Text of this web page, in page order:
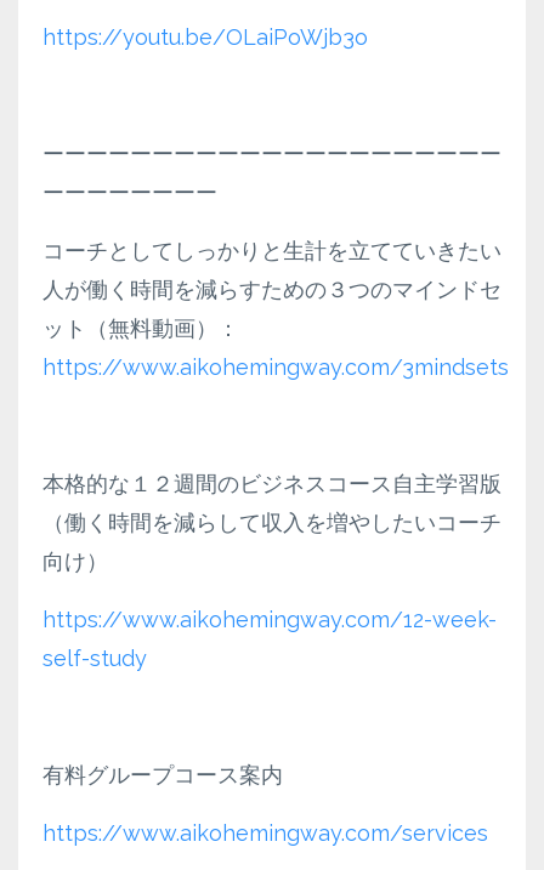
https://youtu.be/OLaiPoWjb3o
ーーーーーーーーーーーーーーーーーーーーー
ーーーーーーーー
コーチとしてしっかりと生計を立てていきたい
人が働く時間を減らすための３つのマインドセ
ット（無料動画）：
https://www.aikohemingway.com/3mindsets
本格的な１２週間のビジネスコース自主学習版
（働く時間を減らして収入を増やしたいコーチ
向け）
https://www.aikohemingway.com/12-week-
self-study
有料グループコース案内
https://www.aikohemingway.com/services